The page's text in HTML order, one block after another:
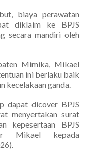
biaya perawatan
diklaim ke BPJS
secara mandiri oleh
Mimika, Mikael
ini berlaku baik
kecelakaan ganda.
dapat dicover BPJS
menyertakan surat
kepesertaan BPJS
Mikael kepada